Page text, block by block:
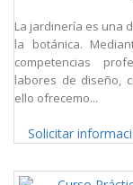
La jardinería es una
la botánica.
competencias
labores de diseño,
ello ofrecemo...
Solicitar